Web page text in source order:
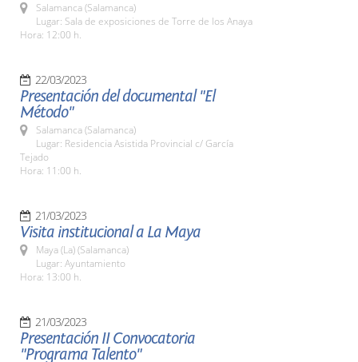
Salamanca (Salamanca)
Lugar: Sala de exposiciones de Torre de los Anaya
Hora: 12:00 h.
22/03/2023
Presentación del documental "El
Método"
Salamanca (Salamanca)
Lugar: Residencia Asistida Provincial c/ García
Tejado
Hora: 11:00 h.
21/03/2023
Visita institucional a La Maya
Maya (La) (Salamanca)
Lugar: Ayuntamiento
Hora: 13:00 h.
21/03/2023
Presentación II Convocatoria
"Programa Talento"